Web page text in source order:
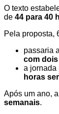
O texto
de 44 para 40
Pela proposta,
passaria
com
a jornada
horas
Após um ano,
semanais.